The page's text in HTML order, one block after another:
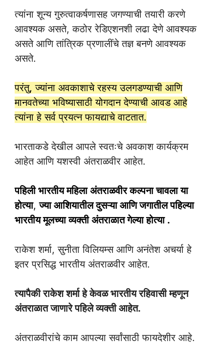
त्यांना शून्य गुरुत्वाकर्षणासह जगण्याची तयारी करणे
आवश्यक असते, कठोर रेडिएशनशी लढा देणे आवश्यक
असते आणि तांत्रिक प्रणालींचे तज्ञ बनणे आवश्यक
असते.
परंतु, ज्यांना अवकाशाचे रहस्य उलगडण्याची आणि
मानवतेच्या भविष्यासाठी योगदान देण्याची आवड आहे
त्यांना हे सर्व प्रयत्न फायद्याचे वाटतात.
भारताकडे देखील आपले स्वतःचे अवकाश कार्यक्रम
आहेत आणि यशस्वी अंतराळवीर आहेत.
पहिली भारतीय महिला अंतराळवीर कल्पना चावला या
होत्या,ज्या आशियातील दुसऱ्या आणि जगातील पहिल्या
भारतीय मूलच्या व्यक्ती अंतराळात गेल्या होत्या .
राकेश शर्मा, सुनीता विलियम्स आणि अनंतेश अचर्या हे
इतर प्रसिद्ध भारतीय अंतराळवीर आहेत.
त्यापैकी राकेश शर्मा हे केवळ भारतीय रहिवासी म्हणून
अंतराळात जाणारे पहिले व्यक्ती आहेत.
अंतराळवीरांचे काम आपल्या सर्वांसाठी फायदेशीर आहे.